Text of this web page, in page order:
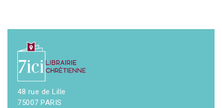
48 rue de Lille
75007 PARIS